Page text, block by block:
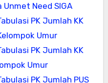
Need SIGA
PK Jumlah KK
Umur
PK Jumlah KK
Umur
PK Jumlah PUS